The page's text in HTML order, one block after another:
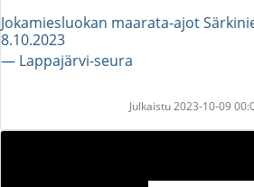
Jokamiesluokan maarata-ajot
8.10.2023
― Lappajärvi-seura
Julkaistu 2023-10-09